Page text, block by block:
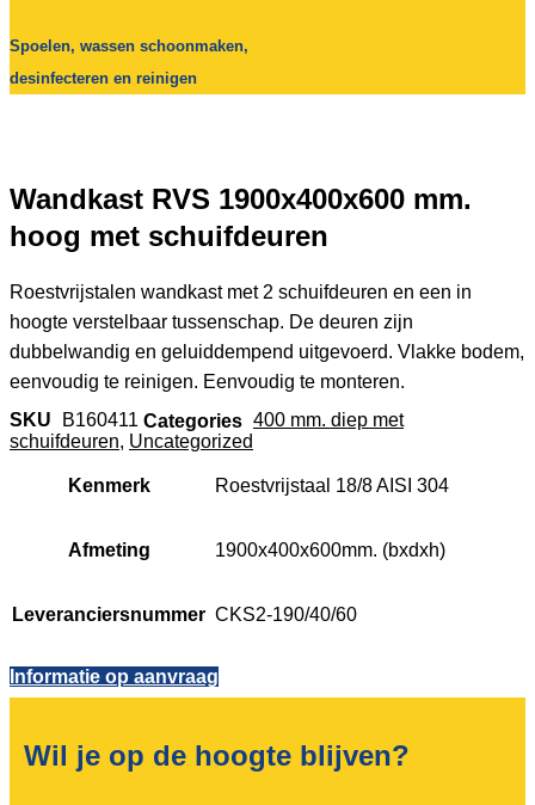
Spoelen, wassen schoonmaken,
desinfecteren en reinigen
Wandkast RVS 1900x400x600 mm.
hoog met schuifdeuren
Roestvrijstalen wandkast met 2 schuifdeuren en een in
hoogte verstelbaar tussenschap. De deuren zijn
dubbelwandig en geluiddempend uitgevoerd. Vlakke bodem,
eenvoudig te reinigen. Eenvoudig te monteren.
SKU
B160411 Categories 400 mm. diep met
schuifdeuren, Uncategorized
Kenmerk Roestvrijstaal 18/8 AISI 304
Afmeting 1900x400x600mm. (bxdxh)
Leveranciersnummer CKS2-190/40/60
Informatie op aanvraag
Wil je op de hoogte blijven?